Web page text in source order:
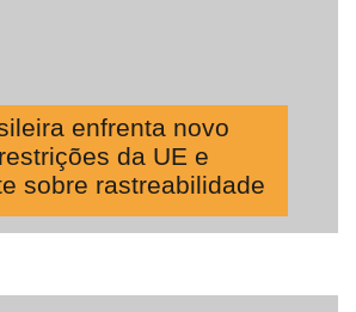
enfrenta novo
da UE e
sobre rastreabilidade